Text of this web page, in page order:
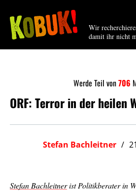
Wir
damit ihr nicht
Werde Teil von706
ORF: Terror in der heilen
Stefan Bachleitner
Stefan Bachleitnerist Politikberater in